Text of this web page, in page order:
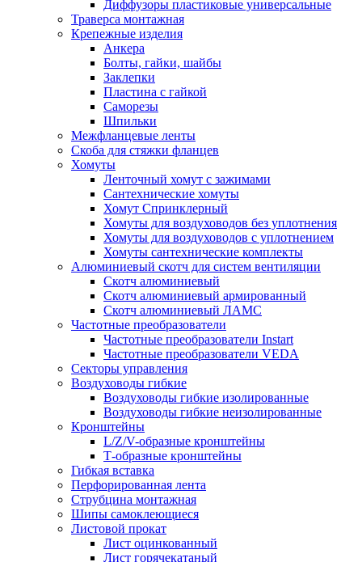
Диффузоры пластиковые универсальные
Траверса монтажная
Крепежные изделия
Анкера
Болты, гайки, шайбы
Заклепки
Пластина с гайкой
Саморезы
Шпильки
Межфланцевые ленты
Скоба для стяжки фланцев
Хомуты
Ленточный хомут с зажимами
Сантехнические хомуты
Хомут Спринклерный
Хомуты для воздуховодов без уплотнения
Хомуты для воздуховодов с уплотнением
Хомуты сантехнические комплекты
Алюминиевый скотч для систем вентиляции
Скотч алюминиевый
Скотч алюминиевый армированный
Скотч алюминиевый ЛАМС
Частотные преобразователи
Частотные преобразователи Instart
Частотные преобразователи VEDA
Секторы управления
Воздуховоды гибкие
Воздуховоды гибкие изолированные
Воздуховоды гибкие неизолированные
Кронштейны
L/Z/V-образные кронштейны
Т-образные кронштейны
Гибкая вставка
Перфорированная лента
Струбцина монтажная
Шипы самоклеющиеся
Листовой прокат
Лист оцинкованный
Лист горячекатаный